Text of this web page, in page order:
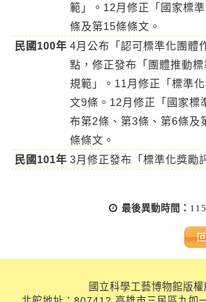
範」。12月修正「國家標
條及第15條條文。
民國100年 4月公布「認可標準化團體
點，修正發布「團體推動
規範」。11月修正「標準
文9條。12月修正「國家標
布第2條、第3條、第6條及
條條文。
民國101年 3月修正發布「標準化獎勵
最後異動時間：
國立科學工藝博物館版權